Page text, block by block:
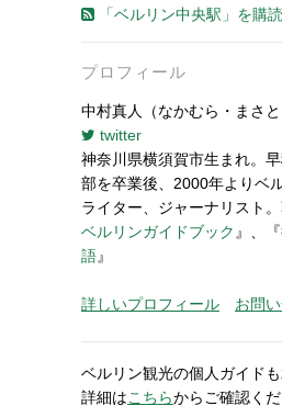
「ベルリン中央駅」を購
プロフィール
中村真人（なかむら・まさと
twitter
神奈川県横須賀市生まれ。
部を卒業後、2000年よりベ
ライター、ジャーナリスト
ベルリンガイドブック 』、『
語』
詳しいプロフィール お問
ベルリン観光の個人ガイドも
詳細はこちらからご確認くだ